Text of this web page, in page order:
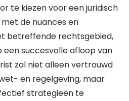
te kiezen voor een juridisch
de nuances en
betreffende rechtsgebied,
een succesvolle afloop van
zal niet alleen vertrouwd
en regelgeving, maar
strategieën te